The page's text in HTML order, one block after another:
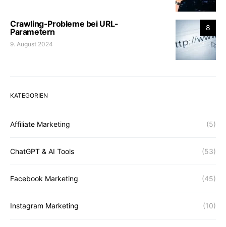
8
Crawling-Probleme bei URL-
Parametern
9. August 2024
KATEGORIEN
Affiliate Marketing (5)
ChatGPT & AI Tools (53)
Facebook Marketing (45)
Instagram Marketing (10)